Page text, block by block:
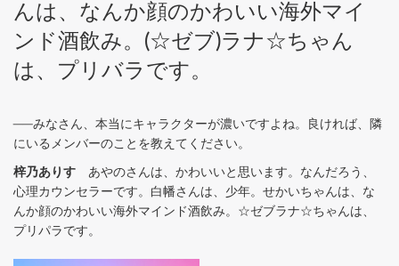
んは、なんか顔のかわいい海外マイ
ンド酒飲み。(☆ゼブ)ラナ☆ちゃん
は、プリバラです。
──みなさん、本当にキャラクターが濃いですよね。良ければ、隣
にいるメンバーのことを教えてください。
梓乃ありす あやのさんは、かわいいと思います。なんだろう、
心理カウンセラーです。白幡さんは、少年。せかいちゃんは、な
んか顔のかわいい海外マインド酒飲み。☆ゼブラナ☆ちゃんは、
プリパラです。